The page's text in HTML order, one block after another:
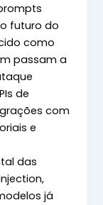
futuro do
como
passam a
de
com
e
das
já